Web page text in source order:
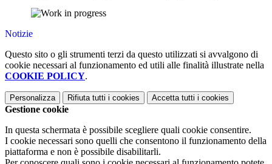
Notizie
Questo sito o gli strumenti terzi da questo utilizzati si avvalgono di
cookie necessari al funzionamento ed utili alle finalità illustrate nella
COOKIE POLICY.
Personalizza Rifiuta tutti i cookies Accetta tutti i cookies
Gestione cookie
In questa schermata è possibile scegliere quali cookie consentire.
I cookie necessari sono quelli che consentono il funzionamento della
piattaforma e non è possibile disabilitarli.